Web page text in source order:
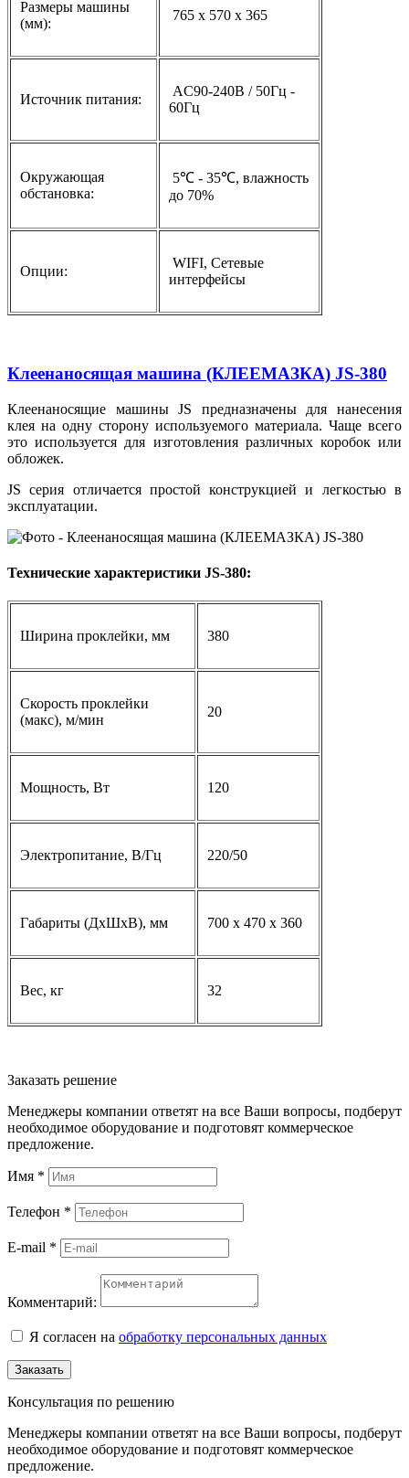
Размеры машины
(мм):
765 х 570 х 365
Источник питания:
AC90-240В / 50Гц -
60Гц
Окружающая
обстановка:
5℃ - 35℃, влажность
до 70%
Опции:
WIFI, Сетевые
интерфейсы
Клеенаносящая машина (КЛЕЕМАЗКА) JS-380
Клеенаносящие машины JS предназначены для нанесения
клея на одну сторону используемого материала. Чаще всего
это используется для изготовления различных коробок или
обложек.
JS серия отличается простой конструкцией и легкостью в
эксплуатации.
Технические характеристики JS-380:
Ширина проклейки, мм 380
Скорость проклейки
(макс), м/мин
20
Мощность, Вт 120
Электропитание, В/Гц 220/50
Габариты (ДхШхВ), мм 700 х 470 х 360
Вес, кг 32
Заказать решение
Менеджеры компании ответят на все Ваши вопросы, подберут
необходимое оборудование и подготовят коммерческое
предложение.
Имя *
Телефон *
E-mail *
Комментарий:
Я согласен на обработку персональных данных
Заказать
Консультация по решению
Менеджеры компании ответят на все Ваши вопросы, подберут
необходимое оборудование и подготовят коммерческое
предложение.